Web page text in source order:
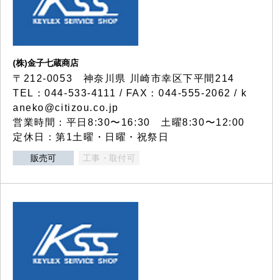
(株)金子七蔵商店
〒212-0053 神奈川県 川崎市幸区下平間214
TEL：044-533-4111 / FAX：044-555-2062 / k
aneko@citizou.co.jp
営業時間：平日8:30〜16:30 土曜8:30〜12:00
定休日：第1土曜・日曜・祝祭日
販売可 工事・取付可